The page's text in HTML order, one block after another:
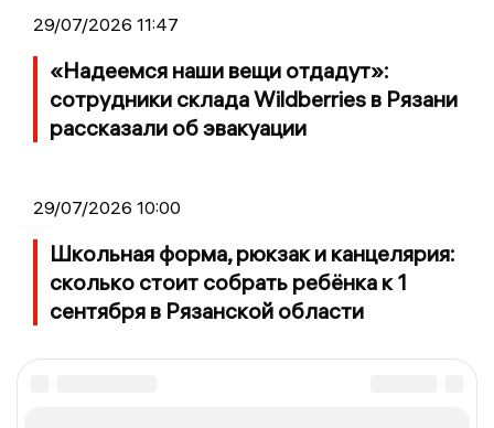
29/07/2026 11:47
«Надеемся наши вещи отдадут»:
сотрудники склада Wildberries в Рязани
рассказали об эвакуации
29/07/2026 10:00
Школьная форма, рюкзак и канцелярия:
сколько стоит собрать ребёнка к 1
сентября в Рязанской области